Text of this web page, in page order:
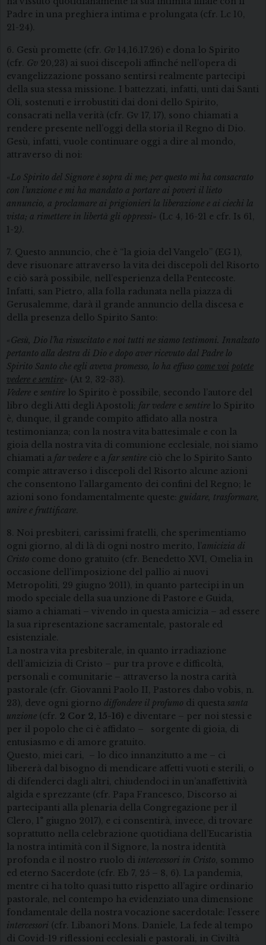
Padre in una preghiera intima e prolungata (cfr. Lc 10,
21-24).
6. Gesù promette (cfr. Gv 14,16.17.26) e dona lo Spirito
(cfr. Gv 20,23) ai suoi discepoli affinché nell’opera di
evangelizzazione possano sentirsi realmente partecipi
della sua stessa missione. I battezzati, infatti, unti dai Santi
Oli, sostenuti e irrobustiti dai doni dello Spirito,
consacrati nella verità (cfr. Gv 17, 17), sono chiamati a
rendere presente nell’oggi della storia il Regno di Dio.
Gesù, infatti, vuole continuare oggi a dire al mondo,
attraverso di noi:
«Lo Spirito del Signore è sopra di me; per questo mi ha consacrato
con l’unzione e mi ha mandato a portare ai poveri il lieto
annuncio, a proclamare ai prigionieri la liberazione e ai ciechi la
vista; a rimettere in libertà gli oppressi» (Lc 4, 16-21 e cfr. Is 61,
1-2).
7. Questo annuncio, che è “la gioia del Vangelo” (EG 1),
deve risuonare attraverso la vita dei discepoli del Risorto
e ciò sarà possibile, nell’esperienza della Pentecoste.
Infatti, san Pietro, alla folla radunata nella piazza di
Gerusalemme, darà il grande annuncio della discesa e
della presenza dello Spirito Santo:
«Gesù, Dio l’ha risuscitato e noi tutti ne siamo testimoni. Innalzato
pertanto alla destra di Dio e dopo aver ricevuto dal Padre lo
Spirito Santo che egli aveva promesso, lo ha effuso come voi potete
vedere e sentire» (At 2, 32-33).
Vedere e sentire lo Spirito è possibile, secondo l’autore del
libro degli Atti degli Apostoli; far vedere e sentire lo Spirito
è, dunque, il grande compito affidato alla nostra
testimonianza; con la nostra vita battesimale e con la
gioia della nostra vita di comunione ecclesiale, noi siamo
chiamati a far vedere e a far sentire ciò che lo Spirito Santo
compie attraverso i discepoli del Risorto alcune azioni
che consentono l’allargamento dei confini del Regno; le
azioni sono fondamentalmente queste: guidare, trasformare,
unire e fruttificare.
8. Noi presbiteri, carissimi fratelli, che sperimentiamo
ogni giorno, al di là di ogni nostro merito, l’amicizia di
Cristo come dono gratuito (cfr. Benedetto XVI, Omelia in
occasione dell’imposizione del pallio ai nuovi
Metropoliti, 29 giugno 2011), in quanto partecipi in un
modo speciale della sua unzione di Pastore e Guida,
siamo a chiamati – vivendo in questa amicizia – ad essere
la sua ripresentazione sacramentale, pastorale ed
esistenziale.
La nostra vita presbiterale, in quanto irradiazione
dell’amicizia di Cristo – pur tra prove e difficoltà,
personali e comunitarie – attraverso la nostra carità
pastorale (cfr. Giovanni Paolo II, Pastores dabo vobis, n.
23), deve ogni giorno diffondere il profumo di questa santa
unzione (cfr. 2 Cor 2, 15-16) e diventare – per noi stessi e
per il popolo che ci è affidato – sorgente di gioia, di
entusiasmo e di amore gratuito.
Questo, miei cari, – lo dico innanzitutto a me – ci
libererà dal bisogno di mendicare affetti vuoti e sterili, o
di difenderci dagli altri, chiudendoci in un’anaffettività
algida e sprezzante (cfr. Papa Francesco, Discorso ai
partecipanti alla plenaria della Congregazione per il
Clero, 1° giugno 2017), e ci consentirà, invece, di trovare
soprattutto nella celebrazione quotidiana dell’Eucaristia
la nostra intimità con il Signore, la nostra identità
profonda e il nostro ruolo di intercessori in Cristo, sommo
ed eterno Sacerdote (cfr. Eb 7, 25 – 8, 6). La pandemia,
mentre ci ha tolto quasi tutto rispetto all’agire ordinario
pastorale, nel contempo ha evidenziato una dimensione
fondamentale della nostra vocazione sacerdotale: l’essere
intercessori (cfr. Libanori Mons. Daniele, La fede al tempo
di Covid-19 riflessioni ecclesiali e pastorali, in Civiltà